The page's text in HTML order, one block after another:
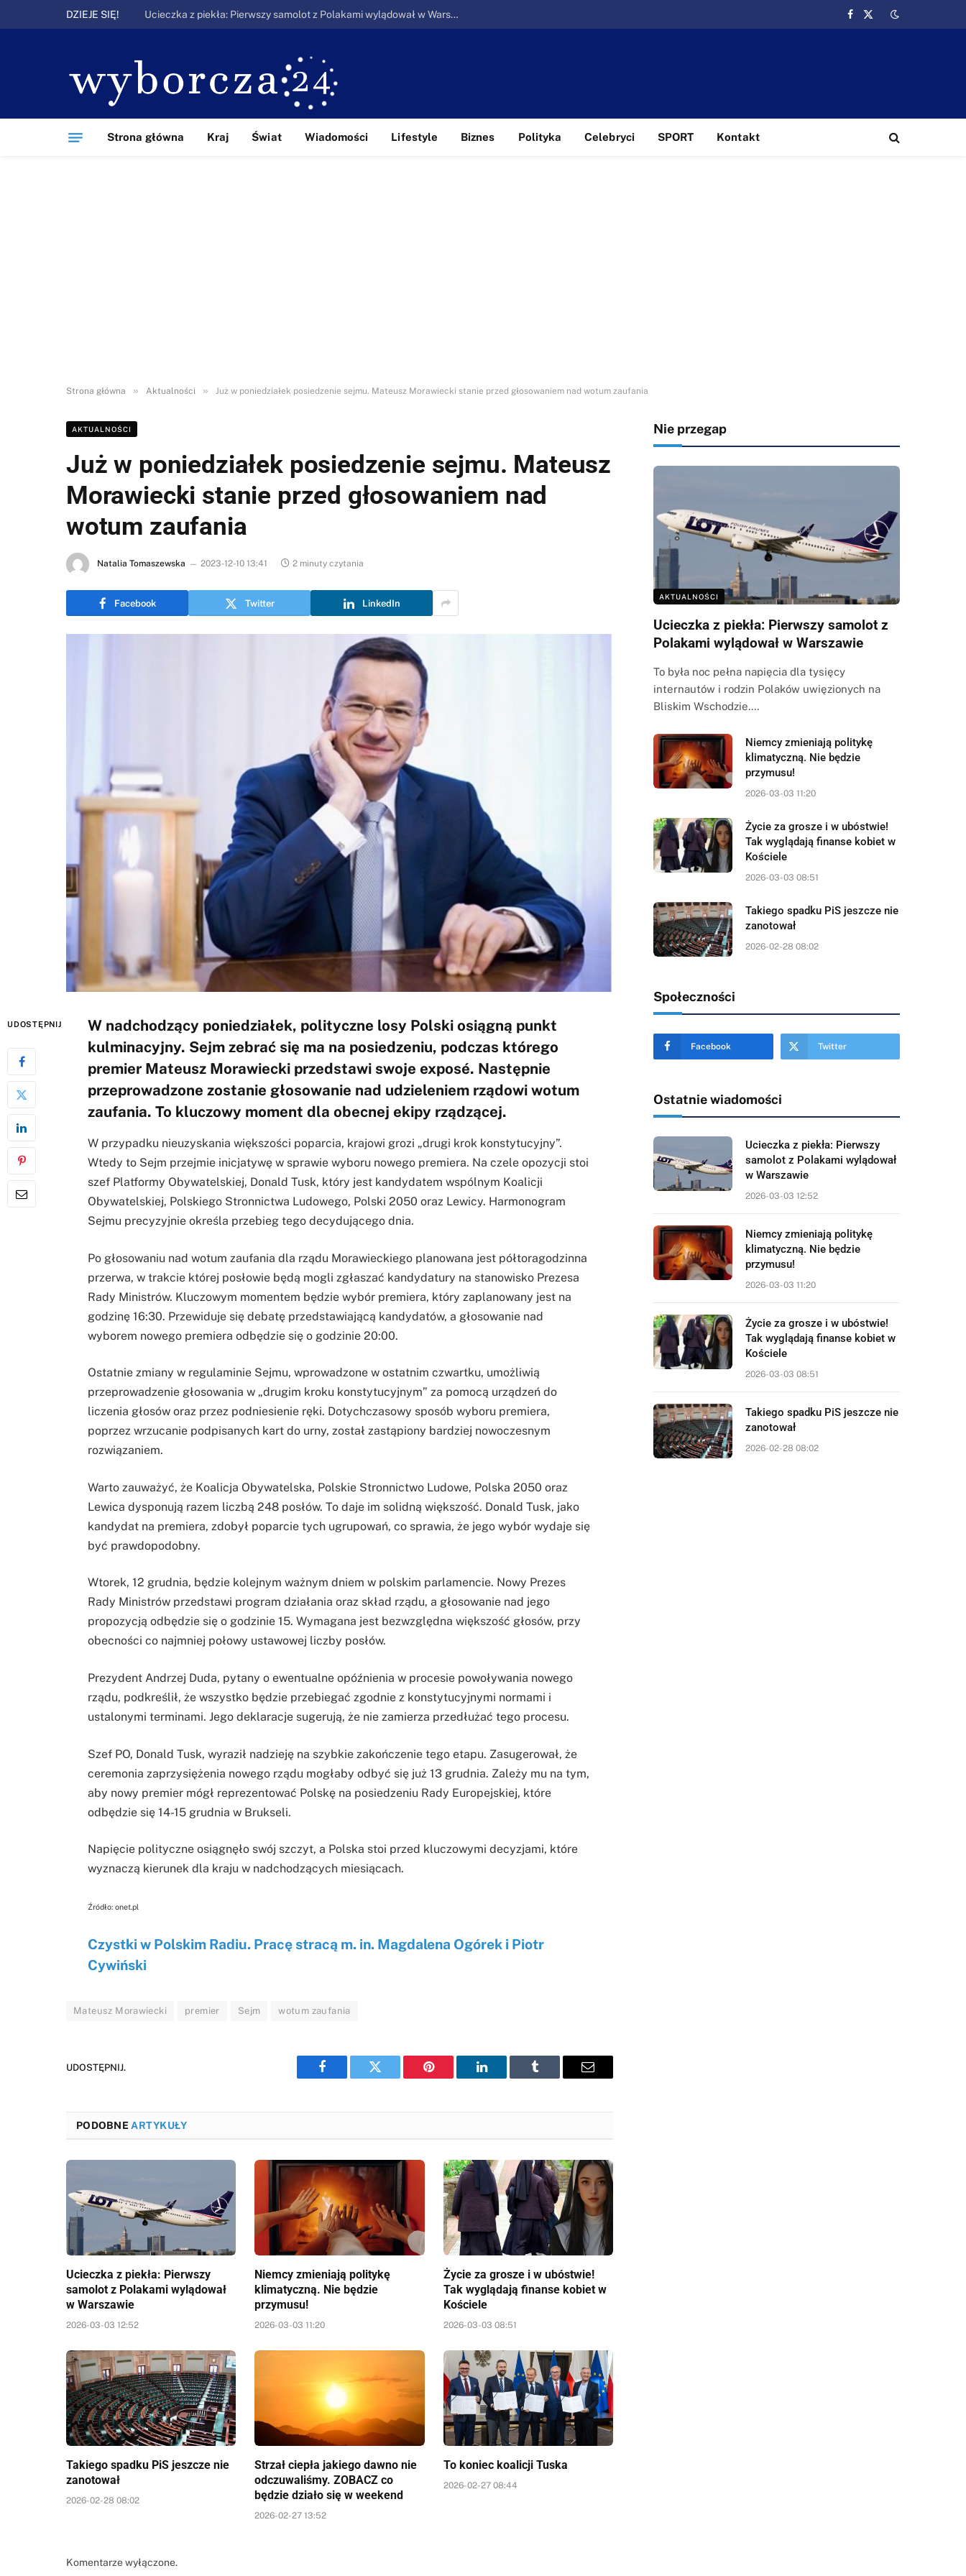
DZIEJE SIĘ! Ucieczka z piekła: Pierwszy samolot z Polakami wylądował w Warszawie
Facebook
X
Strona główna Kraj Świat Wiadomości Lifestyle Biznes Polityka Celebryci SPORT Kontakt
Strona główna » Aktualności » Już w poniedziałek posiedzenie sejmu. Mateusz Morawiecki stanie przed głosowaniem nad wotum zaufania
AKTUALNOŚCI
Już w poniedziałek posiedzenie sejmu. Mateusz
Morawiecki stanie przed głosowaniem nad
wotum zaufania
Natalia Tomaszewska 2023-12-10 13:41 2 minuty czytania
Facebook Twitter LinkedIn
UDOSTĘPNIJ
W nadchodzący poniedziałek, polityczne losy Polski osiągną punkt
kulminacyjny. Sejm zebrać się ma na posiedzeniu, podczas którego
premier Mateusz Morawiecki przedstawi swoje exposé. Następnie
przeprowadzone zostanie głosowanie nad udzieleniem rządowi wotum
zaufania. To kluczowy moment dla obecnej ekipy rządzącej.
W przypadku nieuzyskania większości poparcia, krajowi grozi „drugi krok konstytucyjny”.
Wtedy to Sejm przejmie inicjatywę w sprawie wyboru nowego premiera. Na czele opozycji stoi
szef Platformy Obywatelskiej, Donald Tusk, który jest kandydatem wspólnym Koalicji
Obywatelskiej, Polskiego Stronnictwa Ludowego, Polski 2050 oraz Lewicy. Harmonogram
Sejmu precyzyjnie określa przebieg tego decydującego dnia.
Po głosowaniu nad wotum zaufania dla rządu Morawieckiego planowana jest półtoragodzinna
przerwa, w trakcie której posłowie będą mogli zgłaszać kandydatury na stanowisko Prezesa
Rady Ministrów. Kluczowym momentem będzie wybór premiera, który zaplanowany jest na
godzinę 16:30. Przewiduje się debatę przedstawiającą kandydatów, a głosowanie nad
wyborem nowego premiera odbędzie się o godzinie 20:00.
Ostatnie zmiany w regulaminie Sejmu, wprowadzone w ostatnim czwartku, umożliwią
przeprowadzenie głosowania w „drugim kroku konstytucyjnym” za pomocą urządzeń do
liczenia głosów oraz przez podniesienie ręki. Dotychczasowy sposób wyboru premiera,
poprzez wrzucanie podpisanych kart do urny, został zastąpiony bardziej nowoczesnym
rozwiązaniem.
Warto zauważyć, że Koalicja Obywatelska, Polskie Stronnictwo Ludowe, Polska 2050 oraz
Lewica dysponują razem liczbą 248 posłów. To daje im solidną większość. Donald Tusk, jako
kandydat na premiera, zdobył poparcie tych ugrupowań, co sprawia, że jego wybór wydaje się
być prawdopodobny.
Wtorek, 12 grudnia, będzie kolejnym ważnym dniem w polskim parlamencie. Nowy Prezes
Rady Ministrów przedstawi program działania oraz skład rządu, a głosowanie nad jego
propozycją odbędzie się o godzinie 15. Wymagana jest bezwzględna większość głosów, przy
obecności co najmniej połowy ustawowej liczby posłów.
Prezydent Andrzej Duda, pytany o ewentualne opóźnienia w procesie powoływania nowego
rządu, podkreślił, że wszystko będzie przebiegać zgodnie z konstytucyjnymi normami i
ustalonymi terminami. Jego deklaracje sugerują, że nie zamierza przedłużać tego procesu.
Szef PO, Donald Tusk, wyraził nadzieję na szybkie zakończenie tego etapu. Zasugerował, że
ceremonia zaprzysiężenia nowego rządu mogłaby odbyć się już 13 grudnia. Zależy mu na tym,
aby nowy premier mógł reprezentować Polskę na posiedzeniu Rady Europejskiej, które
odbędzie się 14-15 grudnia w Brukseli.
Napięcie polityczne osiągnęło swój szczyt, a Polska stoi przed kluczowymi decyzjami, które
wyznaczą kierunek dla kraju w nadchodzących miesiącach.
Źródło: onet.pl
Czystki w Polskim Radiu. Pracę stracą m. in. Magdalena Ogórek i Piotr
Cywiński
Mateusz Morawiecki premier Sejm wotum zaufania
UDOSTĘPNIJ.
Facebook Twitter Pinterest LinkedIn Tumblr Email
PODOBNE ARTYKUŁY
Ucieczka z piekła: Pierwszy
samolot z Polakami wylądował
w Warszawie
2026-03-03 12:52
Niemcy zmieniają politykę
klimatyczną. Nie będzie
przymusu!
2026-03-03 11:20
Życie za grosze i w ubóstwie!
Tak wyglądają finanse kobiet w
Kościele
2026-03-03 08:51
Takiego spadku PiS jeszcze nie
zanotował
2026-02-28 08:02
Strzał ciepła jakiego dawno nie
odczuwaliśmy. ZOBACZ co
będzie działo się w weekend
2026-02-27 13:52
To koniec koalicji Tuska
2026-02-27 08:44
Komentarze wyłączone.
Nie przegap
AKTUALNOŚCI
Ucieczka z piekła: Pierwszy samolot z
Polakami wylądował w Warszawie
To była noc pełna napięcia dla tysięcy
internautów i rodzin Polaków uwięzionych na
Bliskim Wschodzie.…
Niemcy zmieniają politykę
klimatyczną. Nie będzie
przymusu!
2026-03-03 11:20
Życie za grosze i w ubóstwie!
Tak wyglądają finanse kobiet w
Kościele
2026-03-03 08:51
Takiego spadku PiS jeszcze nie
zanotował
2026-02-28 08:02
Społeczności
Facebook Twitter
Ostatnie wiadomości
Ucieczka z piekła: Pierwszy
samolot z Polakami wylądował
w Warszawie
2026-03-03 12:52
Niemcy zmieniają politykę
klimatyczną. Nie będzie
przymusu!
2026-03-03 11:20
Życie za grosze i w ubóstwie!
Tak wyglądają finanse kobiet w
Kościele
2026-03-03 08:51
Takiego spadku PiS jeszcze nie
zanotował
2026-02-28 08:02